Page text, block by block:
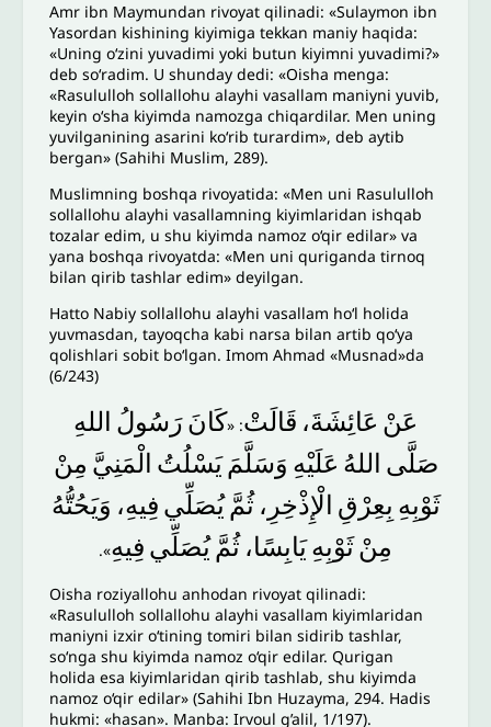
Amr ibn Maymundan rivoyat qilinadi: «Sulaymon ibn
Yasordan kishining kiyimiga tekkan maniy haqida:
«Uning o‘zini yuvadimi yoki butun kiyimni yuvadimi?»
deb so‘radim. U shunday dedi: «Oisha menga:
«Rasululloh sollallohu alayhi vasallam maniyni yuvib,
keyin o‘sha kiyimda namozga chiqardilar. Men uning
yuvilganining asarini ko‘rib turardim», deb aytib
bergan» (Sahihi Muslim, 289).
Muslimning boshqa rivoyatida: «Men uni Rasululloh
sollallohu alayhi vasallamning kiyimlaridan ishqab
tozalar edim, u shu kiyimda namoz o‘qir edilar» va
yana boshqa rivoyatda: «Men uni quriganda tirnoq
bilan qirib tashlar edim» deyilgan.
Hatto Nabiy sollallohu alayhi vasallam ho‘l holida
yuvmasdan, tayoqcha kabi narsa bilan artib qo‘ya
qolishlari sobit bo‘lgan. Imom Ahmad «Musnad»da
(6/243)
عَنْ عَائِشَةَ، قَالَتْ: «كَانَرَسُولُ اللهِ
صَلَّى اللهُ عَلَيْهِ وَسَلَّمَ يَسْلُتُ الْمَنِيَّ مِنْ
ثَوْبِهِ بِعِرْقِ الْإِذْخِرِ، ثُمَّ يُصَلِّي فِيهِ، وَيَحُتُّهُ
مِنْثَوْبِهِيَابِسًا، ثُمَّ يُصَلِّي فِيهِ».
Oisha roziyallohu anhodan rivoyat qilinadi:
«Rasululloh sollallohu alayhi vasallam kiyimlaridan
maniyni izxir o‘tining tomiri bilan sidirib tashlar,
soʻnga shu kiyimda namoz o‘qir edilar. Qurigan
holida esa kiyimlaridan qirib tashlab, shu kiyimda
namoz o‘qir edilar» (Sahihi Ibn Huzayma, 294. Hadis
hukmi: «hasan». Manba: Irvoul g’alil, 1/197).